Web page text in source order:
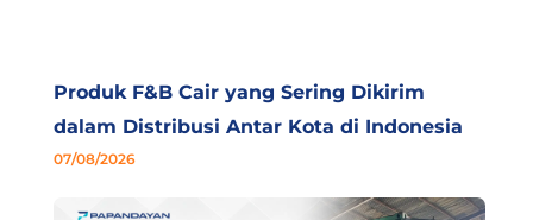
Produk F&B Cair yang Sering Dikirim
dalam Distribusi Antar Kota di Indonesia
07/08/2026